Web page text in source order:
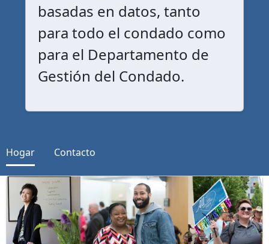
basadas en datos, tanto
para todo el condado como
para el Departamento de
Gestión del Condado.
Hogar Contacto